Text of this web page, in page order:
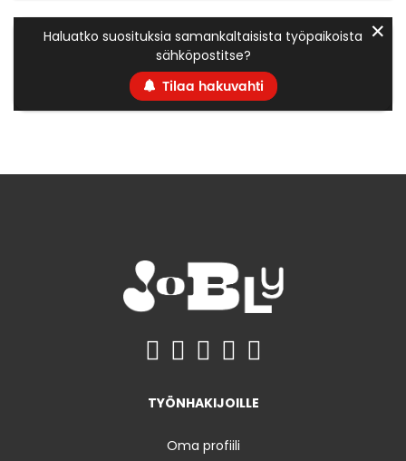
Haluatko suosituksia samankaltaisista työpaikoista
sähköpostitse?
Tilaa hakuvahti
✕
TYÖNHAKIJOILLE
Oma profiili